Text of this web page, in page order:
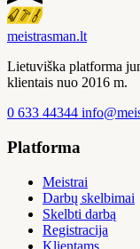
meistrasman.lt
Lietuviška platforma
klientais nuo 2016 m.
0 633 44344
Platforma
Meistrai
Darbų skelbimai
Skelbti darbą
Registracija
Klientams